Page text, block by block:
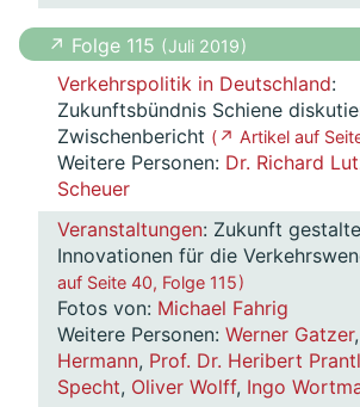
↗ Folge 115 ( Juli 2019 )
Verkehrspolitik in Deutschland:
Zukunftsbündnis Schiene
Zwischenbericht ( ↗ Artikel auf
Weitere Personen: Dr. Richard
Scheuer
Veranstaltungen: Zukunft
Innovationen für die
auf Seite 40, Folge 115 )
Fotos von: Michael Fahrig
Weitere Personen: Werner Gatzer,
Hermann, Prof. Dr. Heribert Prantl
Specht, Oliver Wolff, Ingo